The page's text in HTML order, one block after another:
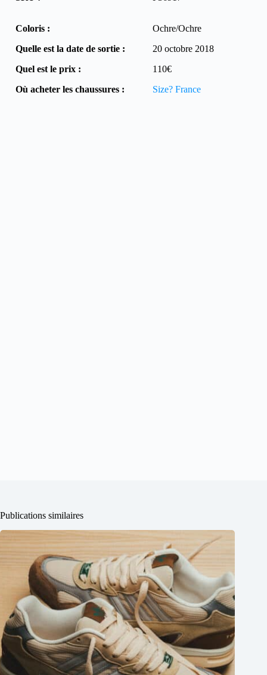
Coloris :
Ochre/Ochre
Quelle est la date de sortie :
20 octobre 2018
Quel est le prix :
110€
Où acheter les chaussures :
Size? France
Publications similaires